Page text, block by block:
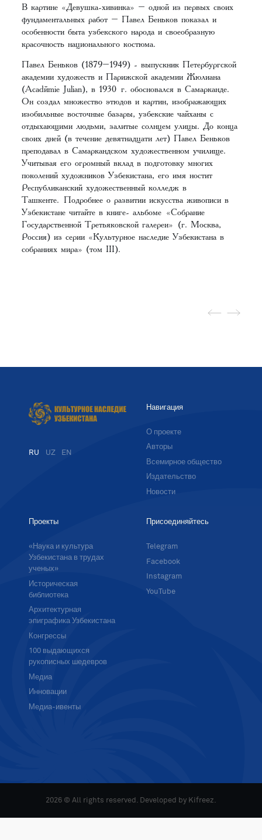
В картине «Девушка-хивинка» – одной из первых своих
фундаментальных работ – Павел Беньков показал и
особенности быта узбекского народа и своеобразную
красочность национального костюма.
Павел Беньков (1879–1949) - выпускник Петербургской
академии художеств и Парижской академии Жюлиана
(Académie Julian), в 1930 г. обосновался в Самарканде.
Он создал множество этюдов и картин, изображающих
изобильные восточные базары, узбекские чайханы с
отдыхающими людьми, залитые солнцем улицы. До конца
своих дней (в течение девятнадцати лет) Павел Беньков
преподавал в Самаркандском художественном училище.
Учитывая его огромный вклад в подготовку многих
поколений художников Узбекистана, его имя ностит
Республиканский художественный колледж в
Ташкенте. Подробнее о развитии искусства живописи в
Узбекистане читайте в книге- альбоме «Собрание
Государственной Третьяковской галереи» (г. Москва,
Россия) из серии «Культурное наследие Узбекистана в
собраниях мира» (том III).
RU UZ EN
Навигация
О проекте
Авторы
Всемирное общество
Издательство
Новости
Проекты
«Наука и культура
Узбекистана в трудах
ученых»
Историческая
библиотека
Архитектурная
эпиграфика Узбекистана
Конгрессы
100 выдающихся
рукописных шедевров
Медиа
Инновации
Медиа-ивенты
Присоединяйтесь
Telegram
Facebook
Instagram
YouTube
2026 © All rights reserved. Developed by Kifreez.